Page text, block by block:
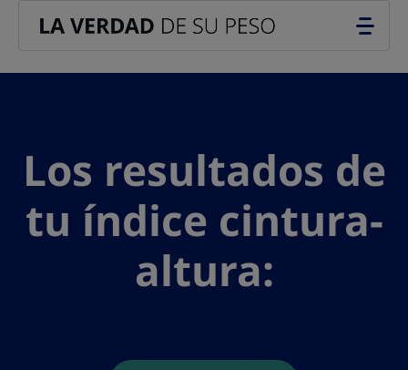
Los resultados de
tu índice cintura-
altura: